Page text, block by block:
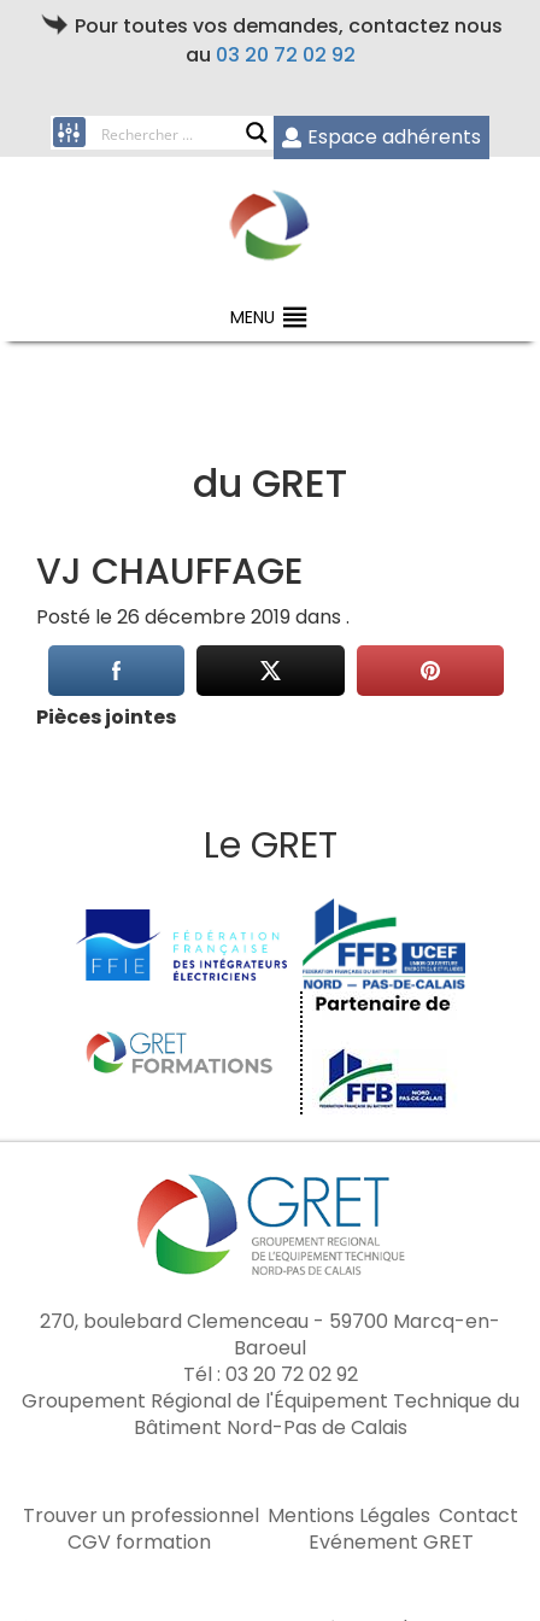
Pour toutes vos demandes, contactez nous
au 03 20 72 02 92
Espace adhérents
MENU
du GRET
VJ CHAUFFAGE
Posté le 26 décembre 2019 dans .
Pièces jointes
Le GRET
270, boulebard Clemenceau - 59700 Marcq-en-
Baroeul
Tél : 03 20 72 02 92
Groupement Régional de l'Équipement Technique du
Bâtiment Nord-Pas de Calais
Trouver un professionnel Mentions Légales Contact
CGV formation
Evénement GRET